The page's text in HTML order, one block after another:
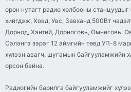
орон нутагт радио холбооны
хийгдэж, Ховд, Увс, Завханд 500Вт
Дорнод, Хэнтий, Дорноговь, Өмнөговь,
Сэлэнгэ зэрэг 12 аймгийн төвд УП-8
хүлээн авагч, шугамын байгууламжийн
орсон байна.
Радиогийн барилга байгууламжийг